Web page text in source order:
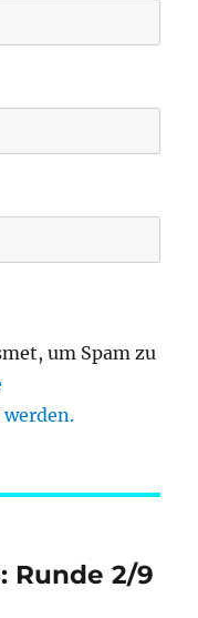
um Spam zu
Runde 2/9